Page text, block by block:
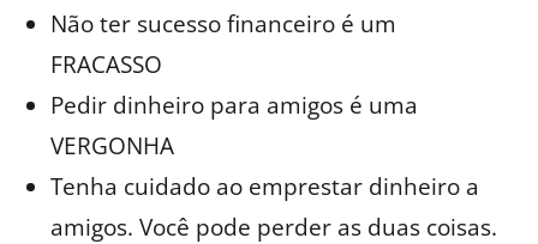
Não ter sucesso financeiro é um
FRACASSO
Pedir dinheiro para amigos é uma
VERGONHA
Tenha cuidado ao emprestar dinheiro a
amigos. Você pode perder as duas coisas.